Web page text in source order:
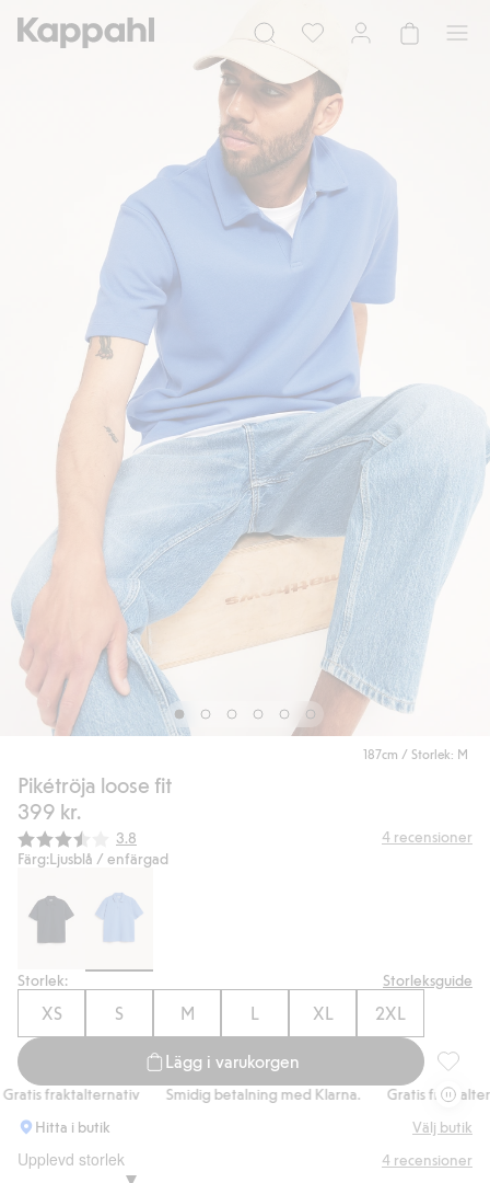
187cm / Storlek: M
Pikétröja loose fit
399 kr.
Snittbetyg:
3.8 4 recensioner
Färg:Ljusblå / enfärgad
Storlek: Storleksguide
XS S M L XL 2XL
Lägg i varukorgen
fraktalternativ Smidig betalning med Klarna.
Gratis
Hitta i butik
Välj butik
Upplevd storlek 4 recensioner